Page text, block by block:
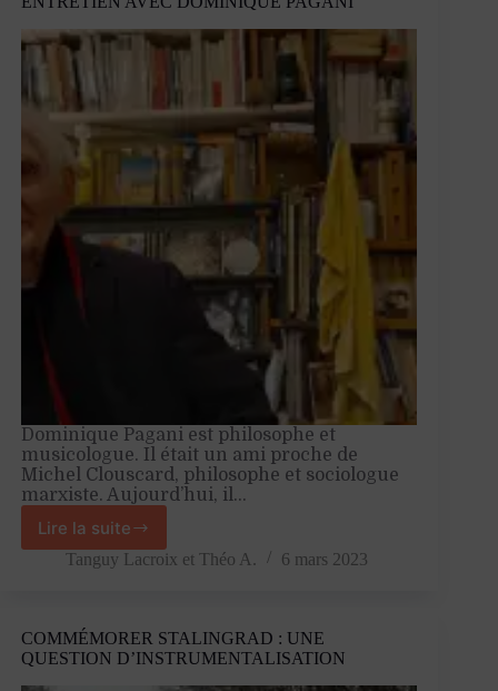
Dominique Pagani est philosophe et
musicologue. Il était un ami proche de
Michel Clouscard, philosophe et sociologue
marxiste. Aujourd’hui, il…
Lire la suite
Traduire
Michel
avec
Dominique
Tanguy Lacroix et Théo A. 6 mars 2023
COMMÉMORER STALINGRAD : UNE
QUESTION D’INSTRUMENTALISATION